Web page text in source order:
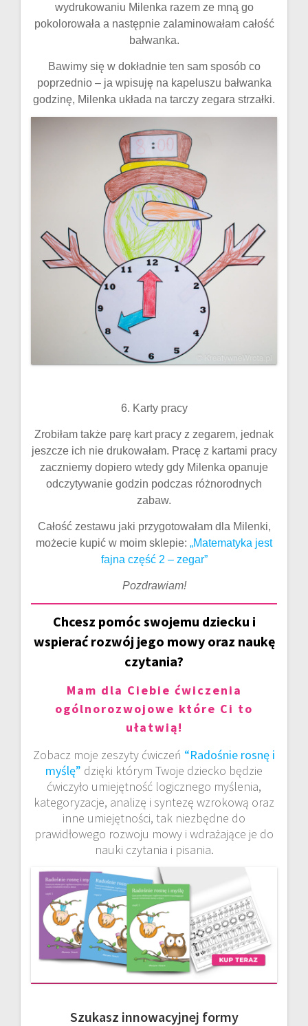
wydrukowaniu Milenka razem ze mną go
pokolorowała a następnie zalaminowałam całość
bałwanka.
Bawimy się w dokładnie ten sam sposób co
poprzednio – ja wpisuję na kapeluszu bałwanka
godzinę, Milenka układa na tarczy zegara strzałki.
6. Karty pracy
Zrobiłam także parę kart pracy z zegarem, jednak
jeszcze ich nie drukowałam. Pracę z kartami pracy
zaczniemy dopiero wtedy gdy Milenka opanuje
odczytywanie godzin podczas różnorodnych
zabaw.
Całość zestawu jaki przygotowałam dla Milenki,
możecie kupić w moim sklepie: „Matematyka jest
fajna część 2 – zegar”
Pozdrawiam!
Chcesz pomóc swojemu dziecku i
wspierać rozwój jego mowy oraz naukę
czytania?
Mam dla Ciebie ćwiczenia
ogólnorozwojowe które Ci to
ułatwią!
Zobacz moje zeszyty ćwiczeń “Radośnie rosnę i
myślę” dzięki którym Twoje dziecko będzie
ćwiczyło umiejętność logicznego myślenia,
kategoryzacje, analizę i syntezę wzrokową oraz
inne umiejętności, tak niezbędne do
prawidłowego rozwoju mowy i wdrażające je do
nauki czytania i pisania.
Szukasz innowacyjnej formy